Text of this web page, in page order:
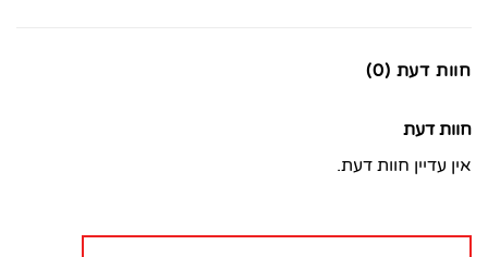
חוות דעת (0)
חוות דעת
אין עדיין חוות דעת.